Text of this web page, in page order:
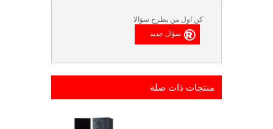
كن اول من يطرح سؤالا
منتجات ذات صلة